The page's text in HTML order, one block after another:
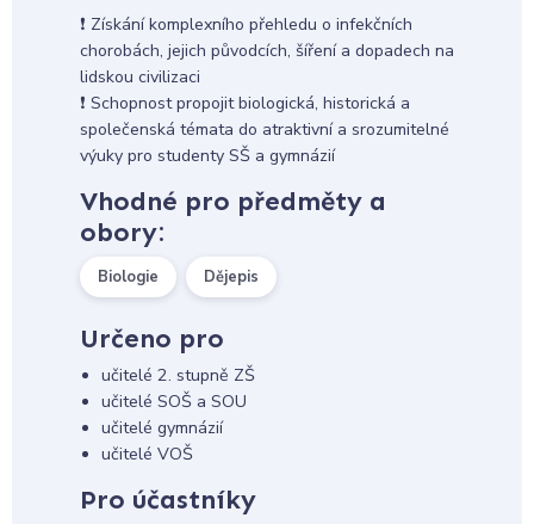
❗ Získání komplexního přehledu o infekčních
chorobách, jejich původcích, šíření a dopadech na
lidskou civilizaci
❗ Schopnost propojit biologická, historická a
společenská témata do atraktivní a srozumitelné
výuky pro studenty SŠ a gymnázií
Vhodné pro předměty a
obory:
Biologie Dějepis
Určeno pro
učitelé 2. stupně ZŠ
učitelé SOŠ a SOU
učitelé gymnázií
učitelé VOŠ
Pro účastníky